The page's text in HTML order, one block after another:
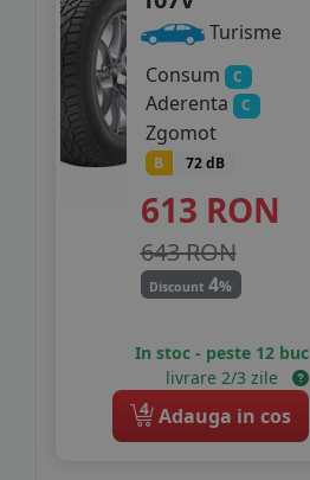
Turisme
Consum
C
Aderenta C
Zgomot
B 72 dB
613 RON
643 RON
Discount4%
In stoc - peste 12 buc
livrare 2/3 zile
4 Adauga in cos